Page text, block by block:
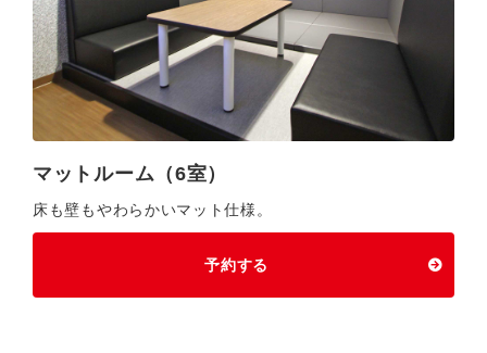
マットルーム（6室）
床も壁もやわらかいマット仕様。
予約する